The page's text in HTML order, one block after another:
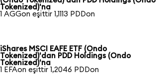
Tokenized)'na
1 AGGon eşittir 1,1113 PDDon
iShares MSCI EAFE ETF (Ondo
Tokenized)'dan PDD Holdings (Ondo
Tokenized)'na
1 EFAon eşittir 1,2046 PDDon